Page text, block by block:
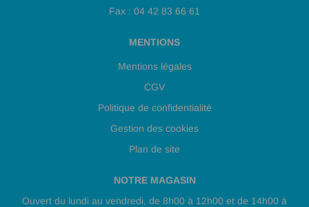
Fax : 04 42 83 66 61
MENTIONS
Mentions légales
CGV
Politique de confidentialité
Gestion des cookies
Plan de site
NOTRE MAGASIN
Ouvert du lundi au vendredi, de 8h00 à 12h00 et de 14h00 à